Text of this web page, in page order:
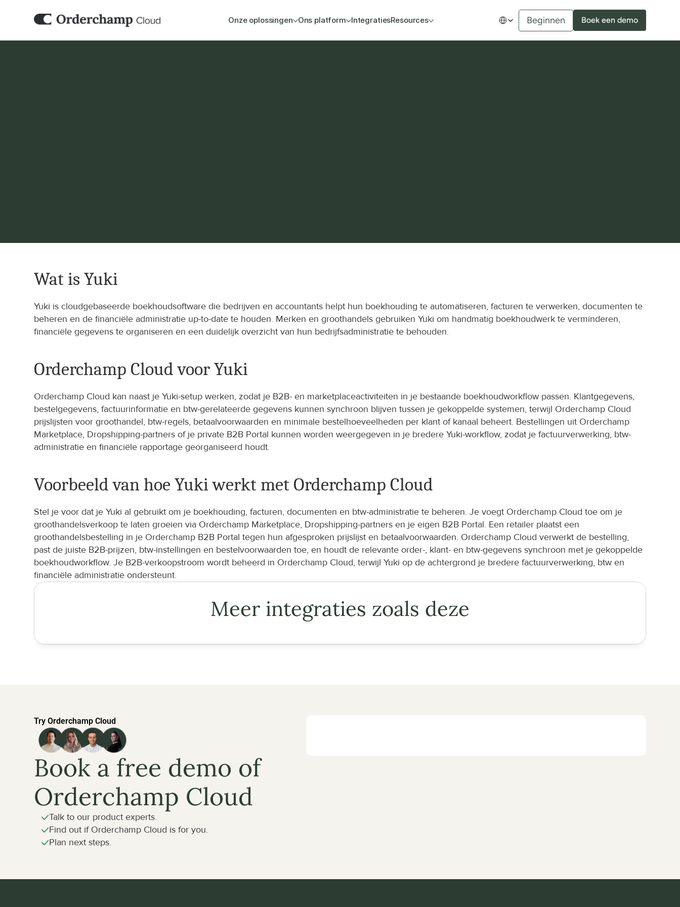
Onze oplossingen Ons platform IntegratiesResources
Select Language
Beginnen Boek een demo
Wat is Yuki
Yuki is cloudgebaseerde boekhoudsoftware die bedrijven en accountants helpt hun boekhouding te automatiseren, facturen te verwerken, documenten te
beheren en de financiële administratie up-to-date te houden. Merken en groothandels gebruiken Yuki om handmatig boekhoudwerk te verminderen,
financiële gegevens te organiseren en een duidelijk overzicht van hun bedrijfsadministratie te behouden.
Orderchamp Cloud voor Yuki
Orderchamp Cloud kan naast je Yuki-setup werken, zodat je B2B- en marketplaceactiviteiten in je bestaande boekhoudworkflow passen. Klantgegevens,
bestelgegevens, factuurinformatie en btw-gerelateerde gegevens kunnen synchroon blijven tussen je gekoppelde systemen, terwijl Orderchamp Cloud
prijslijsten voor groothandel, btw-regels, betaalvoorwaarden en minimale bestelhoeveelheden per klant of kanaal beheert. Bestellingen uit Orderchamp
Marketplace, Dropshipping-partners of je private B2B Portal kunnen worden weergegeven in je bredere Yuki-workflow, zodat je factuurverwerking, btw-
administratie en financiële rapportage georganiseerd houdt.
Voorbeeld van hoe Yuki werkt met Orderchamp Cloud
Stel je voor dat je Yuki al gebruikt om je boekhouding, facturen, documenten en btw-administratie te beheren. Je voegt Orderchamp Cloud toe om je
groothandelsverkoop te laten groeien via Orderchamp Marketplace, Dropshipping-partners en je eigen B2B Portal. Een retailer plaatst een
groothandelsbestelling in je Orderchamp B2B Portal tegen hun afgesproken prijslijst en betaalvoorwaarden. Orderchamp Cloud verwerkt de bestelling,
past de juiste B2B-prijzen, btw-instellingen en bestelvoorwaarden toe, en houdt de relevante order-, klant- en btw-gegevens synchroon met je gekoppelde
boekhoudworkflow. Je B2B-verkoopstroom wordt beheerd in Orderchamp Cloud, terwijl Yuki op de achtergrond je bredere factuurverwerking, btw en
financiële administratie ondersteunt.
Meer integraties zoals deze
Try Orderchamp Cloud
Book a free demo of
Orderchamp Cloud
Talk to our product experts.
Find out if Orderchamp Cloud is for you.
Plan next steps.